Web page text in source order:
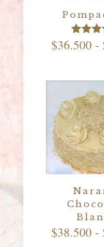
con
$36.500 -
$38.500 -